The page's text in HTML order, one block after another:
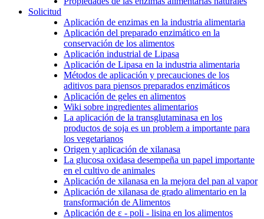
Solicitud
Aplicación de enzimas en la industria alimentaria
Aplicación del preparado enzimático en la
conservación de los alimentos
Aplicación industrial de Lipasa
Aplicación de Lipasa en la industria alimentaria
Métodos de aplicación y precauciones de los
aditivos para piensos preparados enzimáticos
Aplicación de geles en alimentos
Wiki sobre ingredientes alimentarios
La aplicación de la transglutaminasa en los
productos de soja es un problem a importante para
los vegetarianos
Origen y aplicación de xilanasa
La glucosa oxidasa desempeña un papel importante
en el cultivo de animales
Aplicación de xilanasa en la mejora del pan al vapor
Aplicación de xilanasa de grado alimentario en la
transformación de Alimentos
Aplicación de ε - poli - lisina en los alimentos